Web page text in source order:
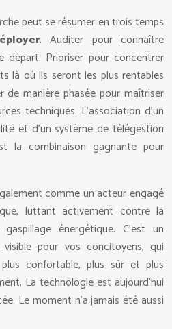
peut se résumer en trois temps
. Auditer pour connaître
départ. Prioriser pour concentrer
là où ils seront les plus rentables
de manière phasée pour maîtriser
techniques. L’association d’un
et d’un système de télégestion
la combinaison gagnante pour
comme un acteur engagé
luttant activement contre la
énergétique. C’est un
pour vos concitoyens, qui
confortable, plus sûr et plus
La technologie est aujourd’hui
Le moment n’a jamais été aussi